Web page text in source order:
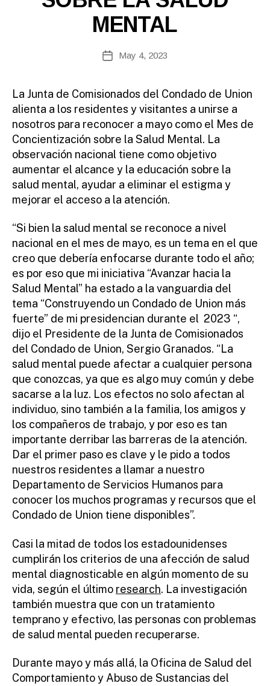
MENTAL
author
b
Si
ini
ra
to
r
PostMay 4, 2023
La Junta de Comisionados del Condado de Union
alienta a los residentes y visitantes a unirse a
nosotros para reconocer a mayo como el Mes de
Concientización sobre la Salud Mental. La
observación nacional tiene como objetivo
aumentar el alcance y la educación sobre la
salud mental, ayudar a eliminar el estigma y
mejorar el acceso a la atención.
“Si bien la salud mental se reconoce a nivel
nacional en el mes de mayo, es un tema en el que
creo que debería enfocarse durante todo el año;
es por eso que mi iniciativa “Avanzar hacia la
Salud Mental” ha estado a la vanguardia del
tema “Construyendo un Condado de Union más
fuerte” de mi presidencian durante el 2023 “,
dijo el Presidente de la Junta de Comisionados
del Condado de Union, Sergio Granados. “La
salud mental puede afectar a cualquier persona
que conozcas, ya que es algo muy común y debe
sacarse a la luz. Los efectos no solo afectan al
individuo, sino también a la familia, los amigos y
los compañeros de trabajo, y por eso es tan
importante derribar las barreras de la atención.
Dar el primer paso es clave y le pido a todos
nuestros residentes a llamar a nuestro
Departamento de Servicios Humanos para
conocer los muchos programas y recursos que el
Condado de Union tiene disponibles”.
Casi la mitad de todos los estadounidenses
cumplirán los criterios de una afección de salud
mental diagnosticable en algún momento de su
vida, según el último research. La investigación
también muestra que con un tratamiento
temprano y efectivo, las personas con problemas
de salud mental pueden recuperarse.
Durante mayo y más allá, la Oficina de Salud del
Comportamiento y Abuso de Sustancias del